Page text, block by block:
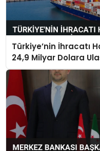
Türkiye’nin İhracatı
24,9 Milyar Dolara